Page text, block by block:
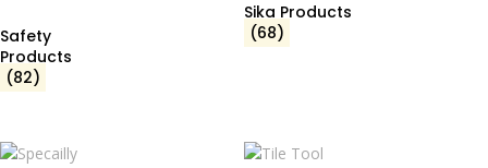
Safety
Products
(82)
Sika Products
(68)